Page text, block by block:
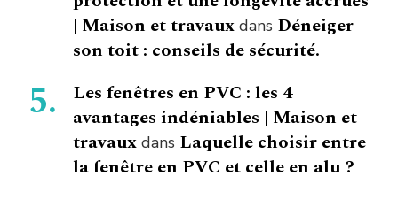
| Maison et travaux dans Déneiger
son toit : conseils de sécurité.
Les fenêtres en PVC : les 4
avantages indéniables | Maison et
travaux dans Laquelle choisir entre
la fenêtre en PVC et celle en alu ?